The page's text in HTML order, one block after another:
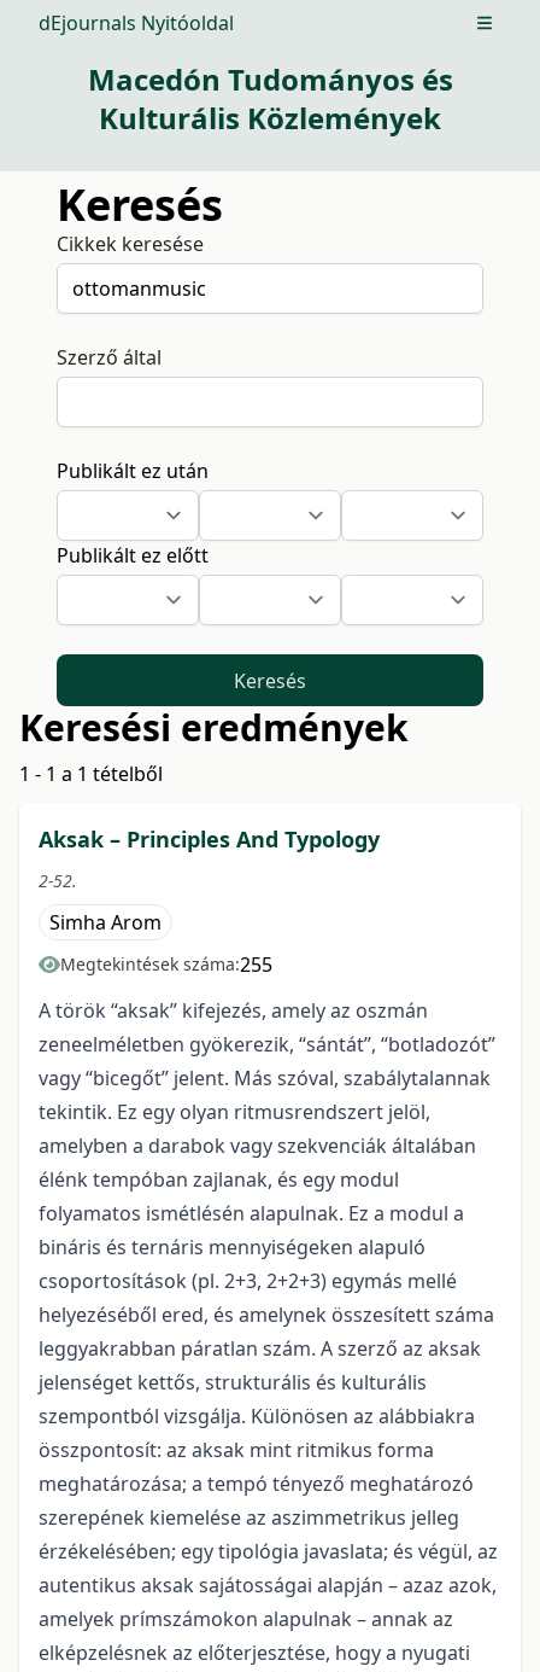
dEjournals Nyitóoldal Open
Macedón Tudományos és
Kulturális Közlemények
Keresés
Cikkek keresése
Szerző által
Publikált ez után
Publikált ez előtt
Keresés
Keresési eredmények
1 - 1 a 1 tételből
Aksak – Principles And Typology
2-52.
Simha Arom
Megtekintések száma:255
A török “aksak” kifejezés, amely az oszmán
zeneelméletben gyökerezik, “sántát”, “botladozót”
vagy “bicegőt” jelent. Más szóval, szabálytalannak
tekintik. Ez egy olyan ritmusrendszert jelöl,
amelyben a darabok vagy szekvenciák általában
élénk tempóban zajlanak, és egy modul
folyamatos ismétlésén alapulnak. Ez a modul a
bináris és ternáris mennyiségeken alapuló
csoportosítások (pl. 2+3, 2+2+3) egymás mellé
helyezéséből ered, és amelynek összesített száma
leggyakrabban páratlan szám. A szerző az aksak
jelenséget kettős, strukturális és kulturális
szempontból vizsgálja. Különösen az alábbiakra
összpontosít: az aksak mint ritmikus forma
meghatározása; a tempó tényező meghatározó
szerepének kiemelése az aszimmetrikus jelleg
érzékelésében; egy tipológia javaslata; és végül, az
autentikus aksak sajátosságai alapján – azaz azok,
amelyek prímszámokon alapulnak – annak az
elképzelésnek az előterjesztése, hogy a nyugati